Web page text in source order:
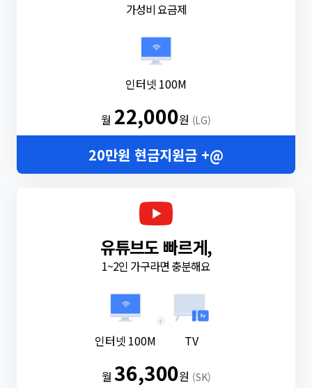
가성비 요금제
인터넷 100M
월 22,000원 (LG)
20만원 현금지원금 +@
유튜브도 빠르게,
1~2인 가구라면 충분해요
인터넷 100M
+
TV
월36,300원 (SK)